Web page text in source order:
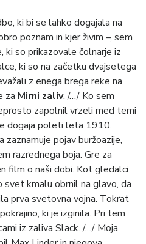
ki bi se lahko dogajala na
poznam in kjer živim –, sem
so prikazovale čolnarje iz
ki so na začetku dvajsetega
z enega brega reke na
za Mirni zaliv. /…/ Ko sem
zapolnil vrzeli med temi
dogaja poleti leta 1910.
pojav buržoazije,
razrednega boja. Gre za
film o naši dobi. Kot gledalci
kmalu obrnil na glavo, da
prva svetovna vojna. Tokrat
ki je izginila. Pri tem
iz zaliva Slack. /…/ Moja